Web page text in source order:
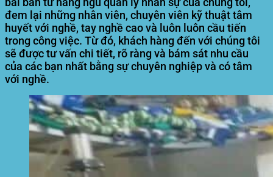
đem lại những nhân viên, chuyên viên kỹ thuật tâm
huyết với nghề, tay nghề cao và luôn luôn cầu tiến
trong công việc. Từ đó, khách hàng đến với chúng tôi
sẽ được tư vấn chi tiết, rõ ràng và bám sát nhu cầu
của các bạn nhất bằng sự chuyên nghiệp và có tâm
với nghề.